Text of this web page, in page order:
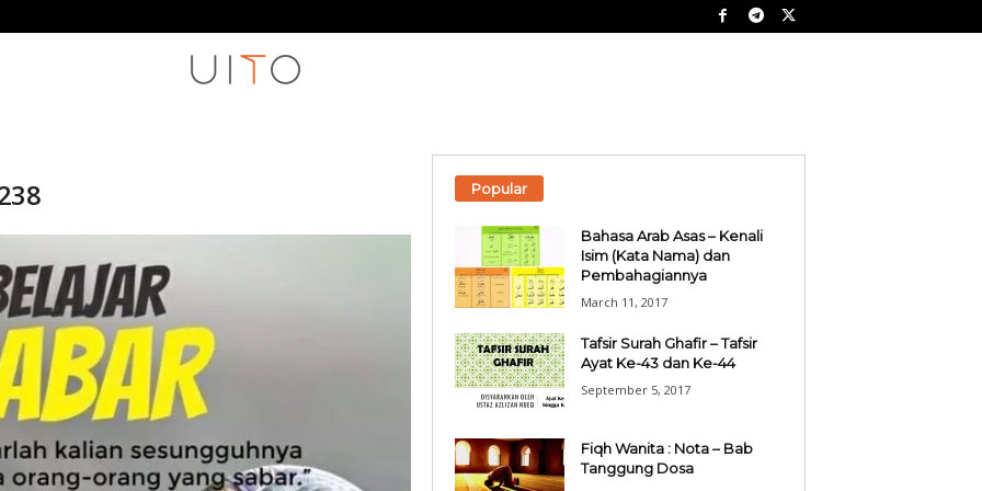
Popular
Bahasa Arab Asas – Kenali
Isim (Kata Nama) dan
Pembahagiannya
March 11, 2017
Tafsir Surah Ghafir – Tafsir
Ayat Ke-43 dan Ke-44
September 5, 2017
Fiqh Wanita : Nota – Bab
Tanggung Dosa